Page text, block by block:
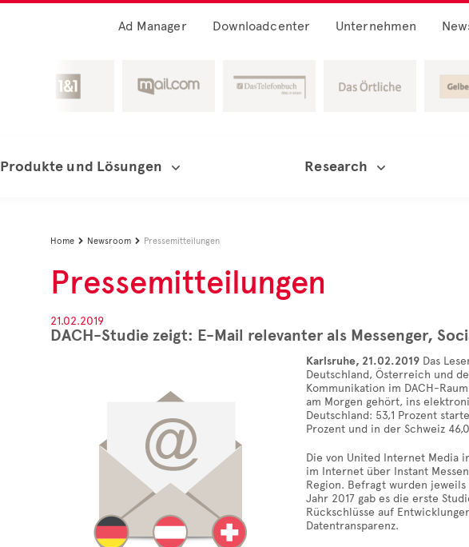
Ad Manager Downloadcenter Unternehmen
Produkte und Lösungen Research
Home  Newsroom  Pressemitteilungen
Pressemitteilungen
21.02.2019
DACH-Studie zeigt: E-Mail relevanter als Messenger,
Karlsruhe, 21.02.2019 Das
Deutschland, Österreich und
Kommunikation im DACH-
am Morgen gehört, ins
Deutschland: 53,1 Prozent
Prozent und in der Schweiz
Die von United Internet Media
im Internet über Instant
Region. Befragt wurden
Jahr 2017 gab es die erste
Rückschlüsse auf
Datentransparenz.